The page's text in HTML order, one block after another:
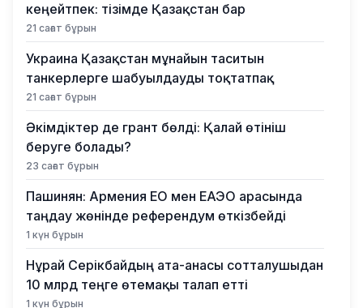
кеңейтпек: тізімде Қазақстан бар
21 сағат бұрын
Украина Қазақстан мұнайын таситын
танкерлерге шабуылдауды тоқтатпақ
21 сағат бұрын
Әкімдіктер де грант бөлді: Қалай өтініш
беруге болады?
23 сағат бұрын
Пашинян: Армения ЕО мен ЕАЭО арасында
таңдау жөнінде референдум өткізбейді
1 күн бұрын
Нұрай Серікбайдың ата-анасы сотталушыдан
10 млрд теңге өтемақы талап етті
1 күн бұрын